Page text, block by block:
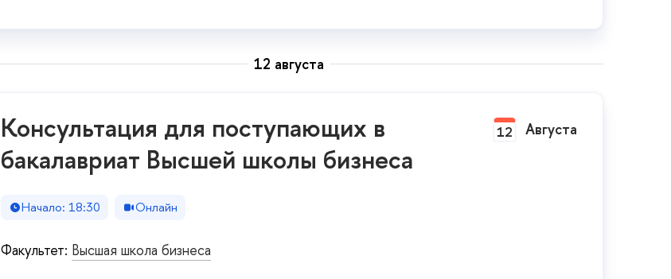
12 августа
Консультация для поступающих в
бакалавриат Высшей школы бизнеса
12 Августа
Начало: 18:30 Онлайн
Факультет: Высшая школа бизнеса